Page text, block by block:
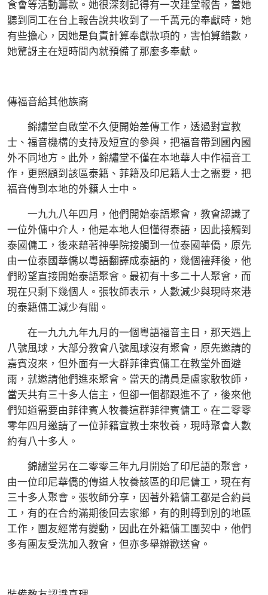
食會等活動籌款。她很深刻記得有一次建堂報告，當她
聽到同工在台上報告說共收到了一千萬元的奉獻時，她
有些擔心，因她是負責計算奉獻款項的，害怕算錯數，
她驚訝主在短時間內就預備了那麼多奉獻。
傳福音給其他族裔
錦繡堂自啟堂不久便開始差傳工作，透過對宣教
士、福音機構的支持及短宣的參與，把福音帶到國內國
外不同地方。此外，錦繡堂不僅在本地華人中作福音工
作，更照顧到該區泰籍、菲籍及印尼籍人士之需要，把
福音傳到本地的外籍人士中。
一九九八年四月，他們開始泰語聚會，教會認識了
一位外傭中介人，他是本地人但懂得泰語，因此接觸到
泰國傭工，後來藉著神學院接觸到一位泰國華僑，原先
由一位泰國華僑以粵語翻譯成泰語的，幾個禮拜後，他
們盼望直接開始泰語聚會。最初有十多二十人聚會，而
現在只剩下幾個人。張牧師表示，人數減少與現時來港
的泰籍傭工減少有關。
在一九九九年九月的一個粵語福音主日，那天遇上
八號風球，大部分教會八號風球沒有聚會，原先邀請的
嘉賓沒來，但外面有一大群菲律賓傭工在教堂外面避
雨，就邀請他們進來聚會。當天的講員是盧家駇牧師，
當天共有三十多人信主，但卻一個都跟進不了，後來他
們知道需要由菲律賓人牧養這群菲律賓傭工。在二零零
零年四月邀請了一位菲籍宣教士來牧養，現時聚會人數
約有八十多人。
錦繡堂另在二零零三年九月開始了印尼語的聚會，
由一位印尼華僑的傳道人牧養該區的印尼傭工，現在有
三十多人聚會。張牧師分享，因著外籍傭工都是合約員
工，有的在合約滿期後回去家鄉，有的則轉到別的地區
工作，團友經常有變動，因此在外籍傭工團契中，他們
多有團友受洗加入教會，但亦多舉辦歡送會。